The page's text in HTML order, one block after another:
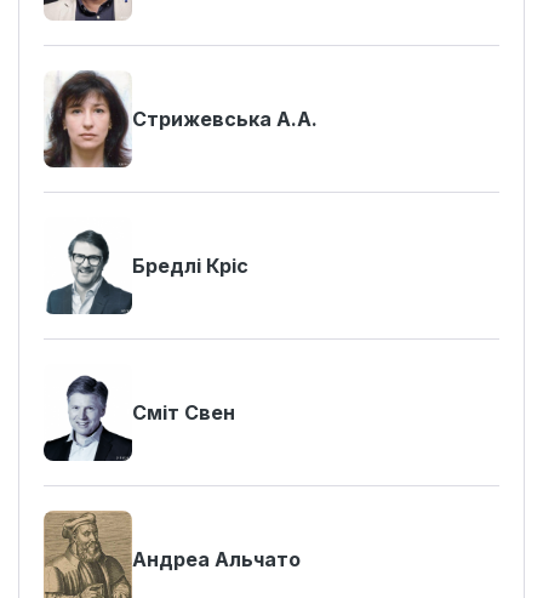
Стрижевська А.А.
Бредлі Кріс
Сміт Свен
Андреа Альчато